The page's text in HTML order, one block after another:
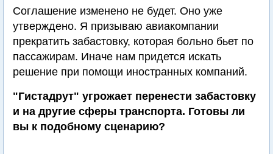
Соглашение изменено не будет. Оно уже
утверждено. Я призываю авиакомпании
прекратить забастовку, которая больно бьет по
пассажирам. Иначе нам придется искать
решение при помощи иностранных компаний.
"Гистадрут" угрожает перенести забастовку
и на другие сферы транспорта. Готовы ли
вы к подобному сценарию?